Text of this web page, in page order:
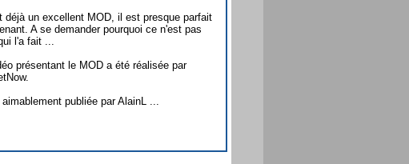
déjà un excellent MOD, il est presque parfait
A se demander pourquoi ce n'est pas
l'a fait ...
présentant le MOD a été réalisée par
publiée par AlainL ...